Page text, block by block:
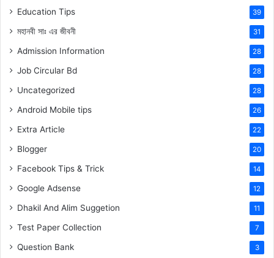
Education Tips 39
মহানবী সাঃ এর জীবনী 31
Admission Information 28
Job Circular Bd 28
Uncategorized 28
Android Mobile tips 26
Extra Article 22
Blogger 20
Facebook Tips & Trick 14
Google Adsense 12
Dhakil And Alim Suggetion 11
Test Paper Collection 7
Question Bank 3